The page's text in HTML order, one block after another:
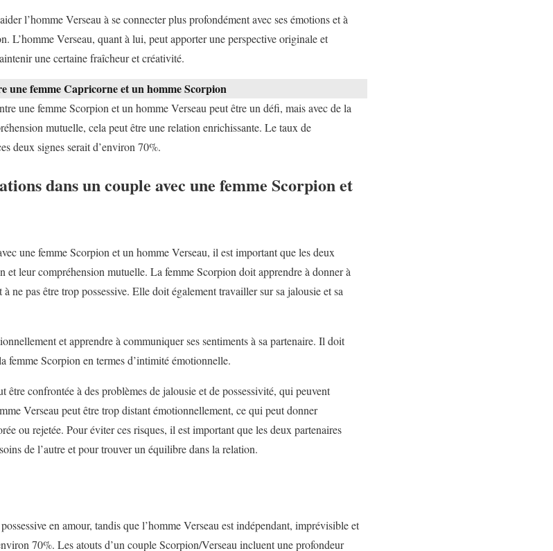
l’homme Verseau à se connecter plus profondément avec ses émotions et à
L’homme Verseau, quant à lui, peut apporter une perspective originale et
une certaine fraîcheur et créativité.
une femme Capricorne et un homme Scorpion
une femme Scorpion et un homme Verseau peut être un défi, mais avec de la
mutuelle, cela peut être une relation enrichissante. Le taux de
deux signes serait d’environ 70%.
dans un couple avec une femme Scorpion et
une femme Scorpion et un homme Verseau, il est important que les deux
et leur compréhension mutuelle. La femme Scorpion doit apprendre à donner à
ne pas être trop possessive. Elle doit également travailler sur sa jalousie et sa
et apprendre à communiquer ses sentiments à sa partenaire. Il doit
femme Scorpion en termes d’intimité émotionnelle.
être confrontée à des problèmes de jalousie et de possessivité, qui peuvent
Verseau peut être trop distant émotionnellement, ce qui peut donner
ou rejetée. Pour éviter ces risques, il est important que les deux partenaires
de l’autre et pour trouver un équilibre dans la relation.
en amour, tandis que l’homme Verseau est indépendant, imprévisible et
70%. Les atouts d’un couple Scorpion/Verseau incluent une profondeur